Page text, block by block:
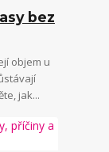
bez
objem u
jak...